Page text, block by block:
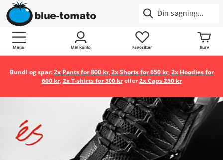
Menu Min konto Favoritter Kurv
Bundl og spar:2x Pants for 800 kr,2x Shorts for 650 kr,2x Hoodies for
600 kr,2x T-shirts for 300 kreller2x Caps 250 kr